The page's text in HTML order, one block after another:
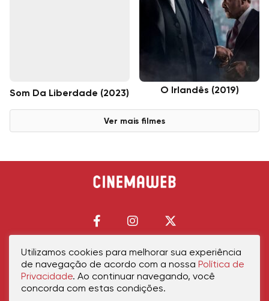
Som Da Liberdade (2023) O Irlandês (2019)
Ver mais filmes
Início Política de PrivacidadePolítica de CookiesContatoSobre Nós
Utilizamos cookies para melhorar sua experiência
de navegação de acordo com a nossa Política de
Privacidade. Ao continuar navegando, você
concorda com estas condições.